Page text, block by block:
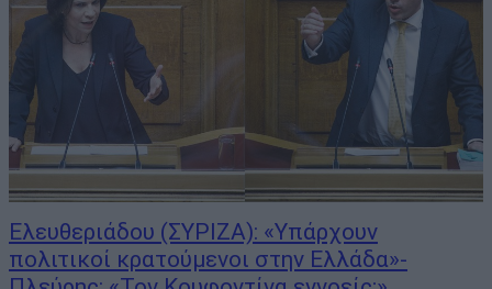
Ελευθεριάδου (ΣΥΡΙΖΑ): «Υπάρχουν
πολιτικοί κρατούμενοι στην Ελλάδα»-